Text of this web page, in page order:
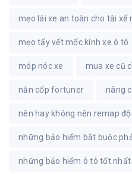
mẹo lái xe an toàn cho tài xế
mẹo tẩy vết mốc kính xe ô tô
móp nóc xe mua xe cũ
nắn cốp fortuner nâng
nên hay không nên remap
những bảo hiểm bắt buộc
những bảo hiểm ô tô tốt nhất